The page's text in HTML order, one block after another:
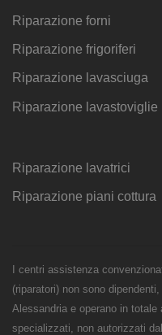
Riparazione forni
Riparazione frigoriferi
Riparazione lavasciuga
Riparazione lavastoviglie
Riparazione lavatrici
Riparazione piani cottura
I centri assistenza
(riparatori) non sono
Alessandria e operano in
specializzati, non autorizzati